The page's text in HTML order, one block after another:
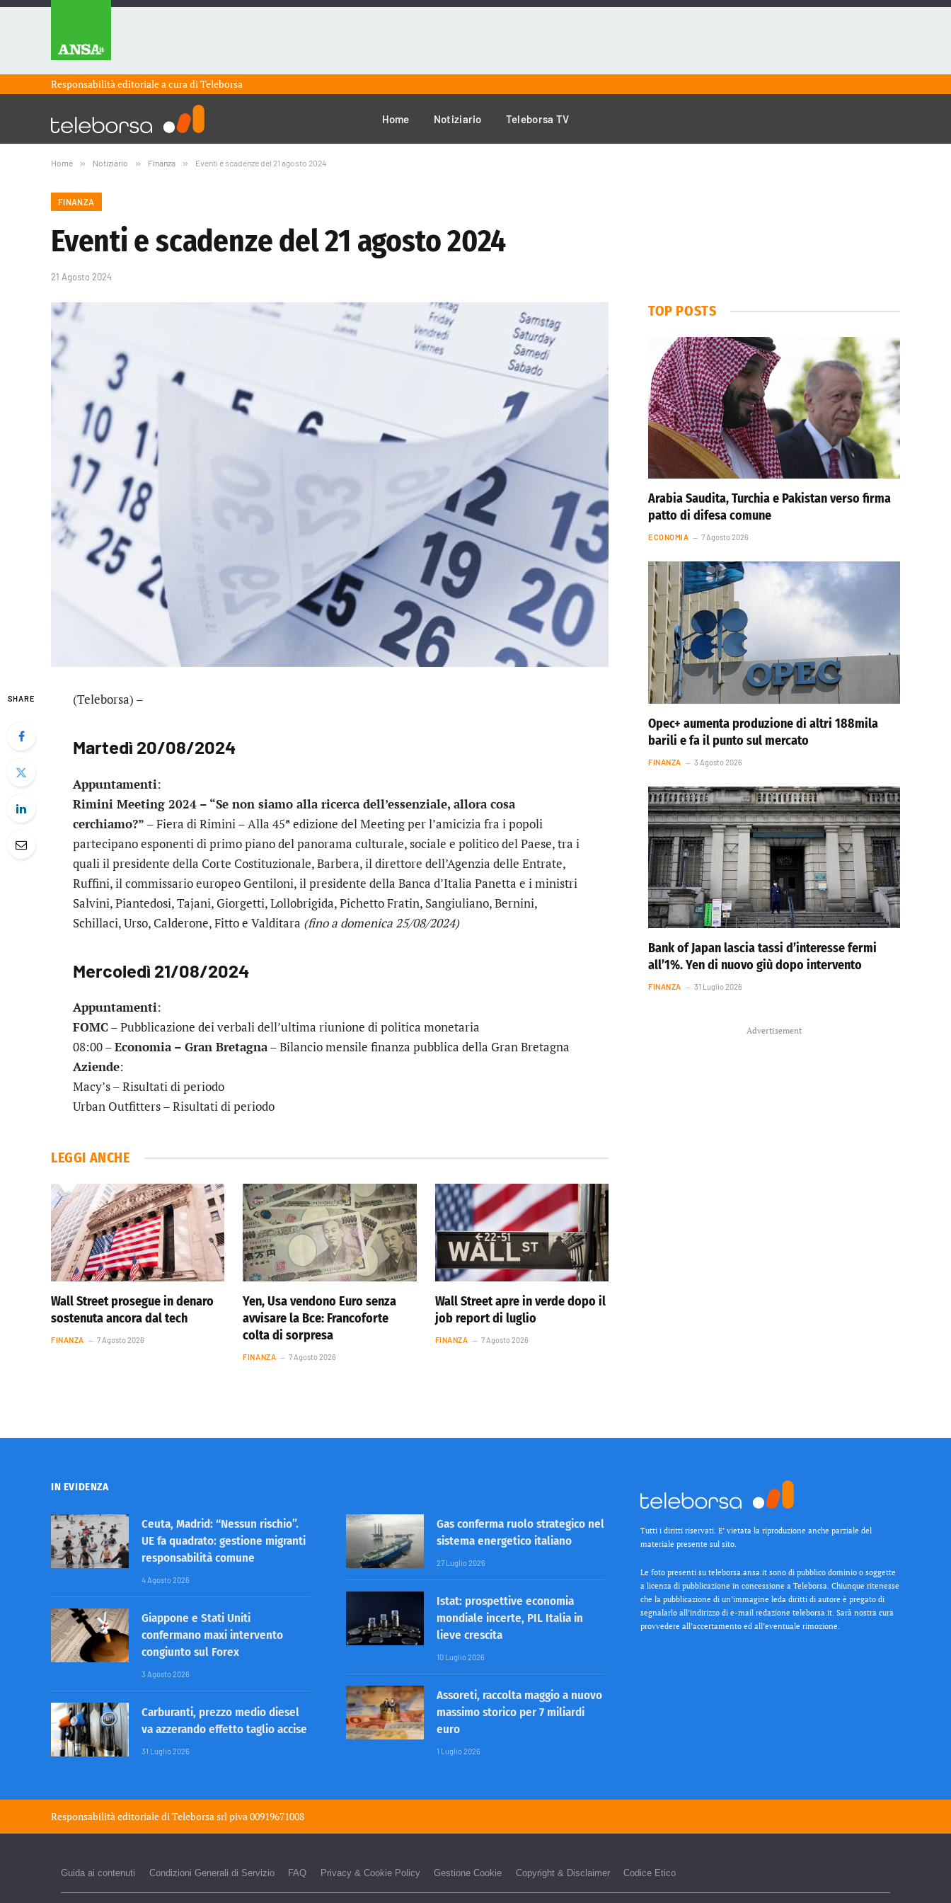
Responsabilità editoriale a cura diTeleborsa
Home Notiziario Teleborsa TV
Home » Notiziario » Finanza » Eventi e scadenze del 21 agosto 2024
FINANZA
Eventi e scadenze del 21 agosto 2024
21 Agosto 2024
SHARE (Teleborsa) –
Martedì 20/08/2024
Appuntamenti:
Rimini Meeting 2024 – “Se non siamo alla ricerca dell’essenziale, allora cosa
cerchiamo?” – Fiera di Rimini – Alla 45ª edizione del Meeting per l’amicizia fra i popoli
partecipano esponenti di primo piano del panorama culturale, sociale e politico del Paese, tra i
quali il presidente della Corte Costituzionale, Barbera, il direttore dell’Agenzia delle Entrate,
Ruffini, il commissario europeo Gentiloni, il presidente della Banca d’Italia Panetta e i ministri
Salvini, Piantedosi, Tajani, Giorgetti, Lollobrigida, Pichetto Fratin, Sangiuliano, Bernini,
Schillaci, Urso, Calderone, Fitto e Valditara (fino a domenica 25/08/2024)
Mercoledì 21/08/2024
Appuntamenti:
FOMC– Pubblicazione dei verbali dell’ultima riunione di politica monetaria
08:00 –Economia – Gran Bretagna– Bilancio mensile finanza pubblica della Gran Bretagna
Aziende:
Macy’s– Risultati di periodo
Urban Outfitters– Risultati di periodo
LEGGI ANCHE
Wall Street prosegue in denaro
sostenuta ancora dal tech
FINANZA 7 Agosto 2026
Yen, Usa vendono Euro senza
avvisare la Bce: Francoforte
colta di sorpresa
FINANZA 7 Agosto 2026
Wall Street apre in verde dopo il
job report di luglio
FINANZA 7 Agosto 2026
TOP POSTS
Arabia Saudita, Turchia e Pakistan verso firma
patto di difesa comune
ECONOMIA 7 Agosto 2026
Opec+ aumenta produzione di altri 188mila
barili e fa il punto sul mercato
FINANZA 3 Agosto 2026
Bank of Japan lascia tassi d’interesse fermi
all’1%. Yen di nuovo giù dopo intervento
FINANZA 31 Luglio 2026
Advertisement
IN EVIDENZA
Ceuta, Madrid: “Nessun rischio”.
UE fa quadrato: gestione migranti
responsabilità comune
4 Agosto 2026
Giappone e Stati Uniti
confermano maxi intervento
congiunto sul Forex
3 Agosto 2026
Carburanti, prezzo medio diesel
va azzerando effetto taglio accise
31 Luglio 2026
Gas conferma ruolo strategico nel
sistema energetico italiano
27 Luglio 2026
Istat: prospettive economia
mondiale incerte, PIL Italia in
lieve crescita
10 Luglio 2026
Assoreti, raccolta maggio a nuovo
massimo storico per 7 miliardi
euro
1 Luglio 2026
Tutti i diritti riservati. E’ vietata la riproduzione anche parziale del
materiale presente sul sito.
Le foto presenti su teleborsa.ansa.it sono di pubblico dominio o soggette
a licenza di pubblicazione in concessione a Teleborsa. Chiunque ritenesse
che la pubblicazione di un’immagine leda diritti di autore è pregato di
segnalarlo all’indirizzo di e-mail redazione teleborsa.it. Sarà nostra cura
provvedere all’accertamento ed all’eventuale rimozione.
Responsabilità editoriale diTeleborsa srlpiva 00919671008
Guida ai contenuti Condizioni Generali di Servizio FAQ Privacy & Cookie Policy Gestione Cookie Copyright & Disclaimer Codice Etico